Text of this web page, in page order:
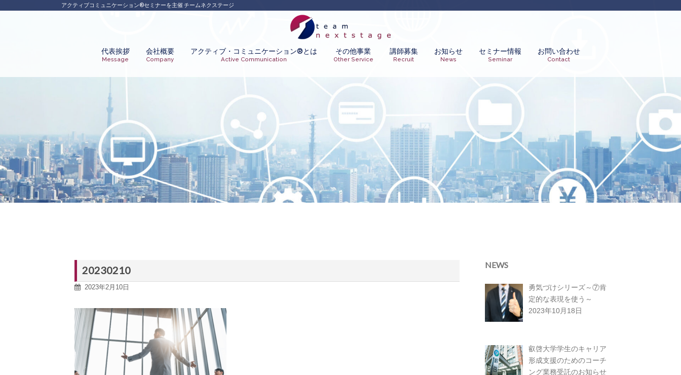
アクティブコミュニケーション®︎セミナーを主催 チームネクステージ
代表挨拶
Message
会社概要
Company
アクティブ・コミュニケーション®︎とは
Active Communication
その他事業
Other Service
講師募集
Recruit
お知らせ
News
セミナー情報
Seminar
お問い合わせ
Contact
20230210
2023年2月10日
NEWS
勇気づけシリーズ～⑦肯
定的な表現を使う～
2023年10月18日
叡啓大学学生のキャリア
形成支援のためのコーチ
ング業務受託のお知らせ